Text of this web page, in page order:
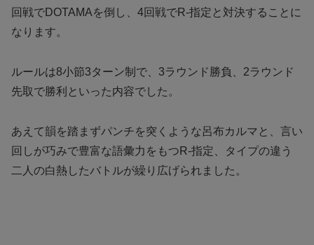
回戦でDOTAMAを倒し、4回戦でR-指定と対決することに
なります。
ルールは8小節3ターン制で、3ラウンド勝負、2ラウンド
先取で勝利といった内容でした。
あえて韻を踏まずパンチを突くような呂布カルマと、言い
回しが巧みで豊富な語彙力をもつR-指定、タイプの違う
二人の白熱したバトルが繰り広げられました。